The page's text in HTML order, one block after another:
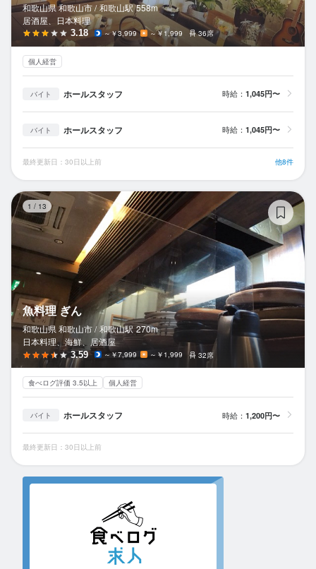
和歌山県 和歌山市 / 和歌山駅 558m
居酒屋、日本料理
3.18 ～￥3,999 ～￥1,999 36席
個人経営
バイト ホールスタッフ 時給： 1,045円〜
バイト ホールスタッフ 時給： 1,045円〜
最終更新日：30日以上前 他8件
1 / 13
魚料理 ぎん
和歌山県 和歌山市 / 和歌山駅 270m
日本料理、海鮮、居酒屋
3.59 ～￥7,999 ～￥1,999 32席
食べログ評価 3.5以上 個人経営
バイト ホールスタッフ 時給： 1,200円〜
最終更新日：30日以上前